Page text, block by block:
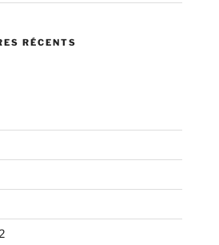
RÉCENTS